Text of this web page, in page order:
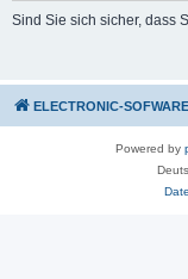
Sind Sie sich sicher, dass
ELECTRONIC-
Powered by